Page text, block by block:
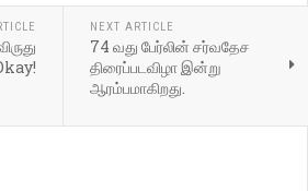
NEXT ARTICLE
74 வது பேர்லின் சர்வதேச
திரைப்படவிழா இன்று
ஆரம்பமாகிறது.